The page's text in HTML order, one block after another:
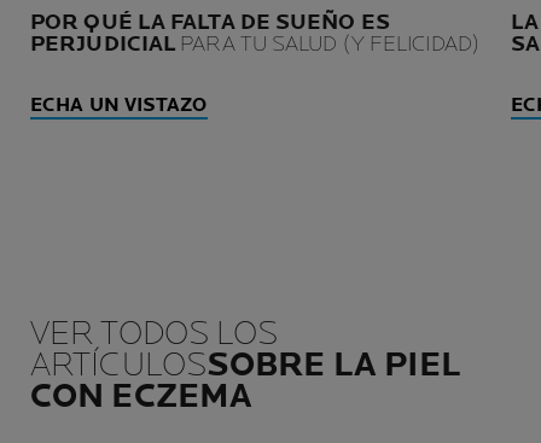
POR QUÉ LA FALTA DE SUEÑO ES
PERJUDICIAL PARA TU SALUD (Y FELICIDAD)
ECHA UN VISTAZO
VER TODOS LOS
ARTÍCULOSSOBRE LA PIEL
CON ECZEMA